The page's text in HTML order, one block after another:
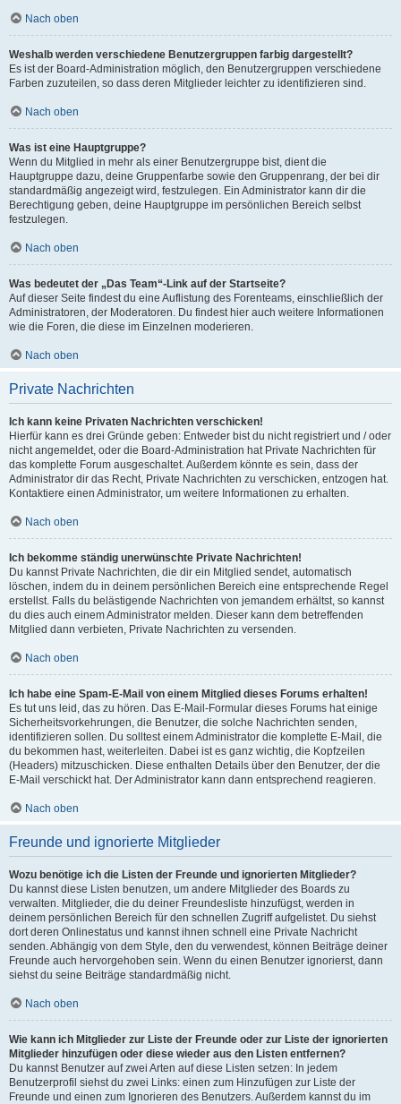
Nach oben
Weshalb werden verschiedene Benutzergruppen farbig dargestellt?
Es ist der Board-Administration möglich, den Benutzergruppen verschiedene
Farben zuzuteilen, so dass deren Mitglieder leichter zu identifizieren sind.
Nach oben
Was ist eine Hauptgruppe?
Wenn du Mitglied in mehr als einer Benutzergruppe bist, dient die
Hauptgruppe dazu, deine Gruppenfarbe sowie den Gruppenrang, der bei dir
standardmäßig angezeigt wird, festzulegen. Ein Administrator kann dir die
Berechtigung geben, deine Hauptgruppe im persönlichen Bereich selbst
festzulegen.
Nach oben
Was bedeutet der „Das Team“-Link auf der Startseite?
Auf dieser Seite findest du eine Auflistung des Forenteams, einschließlich der
Administratoren, der Moderatoren. Du findest hier auch weitere Informationen
wie die Foren, die diese im Einzelnen moderieren.
Nach oben
Private Nachrichten
Ich kann keine Privaten Nachrichten verschicken!
Hierfür kann es drei Gründe geben: Entweder bist du nicht registriert und / oder
nicht angemeldet, oder die Board-Administration hat Private Nachrichten für
das komplette Forum ausgeschaltet. Außerdem könnte es sein, dass der
Administrator dir das Recht, Private Nachrichten zu verschicken, entzogen hat.
Kontaktiere einen Administrator, um weitere Informationen zu erhalten.
Nach oben
Ich bekomme ständig unerwünschte Private Nachrichten!
Du kannst Private Nachrichten, die dir ein Mitglied sendet, automatisch
löschen, indem du in deinem persönlichen Bereich eine entsprechende Regel
erstellst. Falls du belästigende Nachrichten von jemandem erhältst, so kannst
du dies auch einem Administrator melden. Dieser kann dem betreffenden
Mitglied dann verbieten, Private Nachrichten zu versenden.
Nach oben
Ich habe eine Spam-E-Mail von einem Mitglied dieses Forums erhalten!
Es tut uns leid, das zu hören. Das E-Mail-Formular dieses Forums hat einige
Sicherheitsvorkehrungen, die Benutzer, die solche Nachrichten senden,
identifizieren sollen. Du solltest einem Administrator die komplette E-Mail, die
du bekommen hast, weiterleiten. Dabei ist es ganz wichtig, die Kopfzeilen
(Headers) mitzuschicken. Diese enthalten Details über den Benutzer, der die
E-Mail verschickt hat. Der Administrator kann dann entsprechend reagieren.
Nach oben
Freunde und ignorierte Mitglieder
Wozu benötige ich die Listen der Freunde und ignorierten Mitglieder?
Du kannst diese Listen benutzen, um andere Mitglieder des Boards zu
verwalten. Mitglieder, die du deiner Freundesliste hinzufügst, werden in
deinem persönlichen Bereich für den schnellen Zugriff aufgelistet. Du siehst
dort deren Onlinestatus und kannst ihnen schnell eine Private Nachricht
senden. Abhängig von dem Style, den du verwendest, können Beiträge deiner
Freunde auch hervorgehoben sein. Wenn du einen Benutzer ignorierst, dann
siehst du seine Beiträge standardmäßig nicht.
Nach oben
Wie kann ich Mitglieder zur Liste der Freunde oder zur Liste der ignorierten
Mitglieder hinzufügen oder diese wieder aus den Listen entfernen?
Du kannst Benutzer auf zwei Arten auf diese Listen setzen: In jedem
Benutzerprofil siehst du zwei Links: einen zum Hinzufügen zur Liste der
Freunde und einen zum Ignorieren des Benutzers. Außerdem kannst du im